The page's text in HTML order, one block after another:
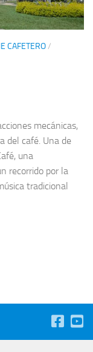
CAFETERO/
mecánicas,
del café. Una de
una
recorrido por la
tradicional